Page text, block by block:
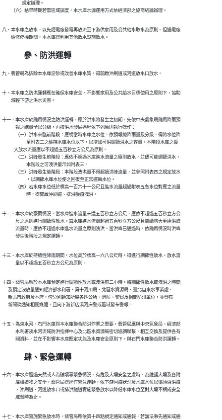
規定辦理。
（六）枯旱時期若需區域調度，本水庫水源運用方式依經濟部之協商結論辦理。
八、本水庫之放水，以先經電廠發電再放流至下游供家用及公共給水取水為原則。但遇電廠
維修停機期間，本水庫得利用其他放水設施放水。
參、防洪運轉
九、翡管局為排除本水庫淤砂或改善水庫水質，得開啟沖刷道或河道放水口放水。
十、本水庫之防洪運轉應在確保水庫安全、不影響家用及公共給水目標使用之原則下，協助
減輕下游之洪水災害。
十一、本水庫於颱風情況之防洪運轉，應於洪水將發生之初期，先依中央氣象局颱風降雨預
報之總量予以分級，再按洪水發展過程依下列原則執行操作：
（一）洪水來臨前階段：應視當時水庫之水位，依預報總降雨量及分級，得將水位降
至附表二之維持水庫水位以下，以增加可供調節洪水之容量。本階段水庫之最
            大放水流量應以不超過五百秒立方公尺為原則。
（二）洪峰發生前階段：應依不超過水庫進水流量之原則放水，並儘可能調節洪水，
本階段之可洩洪量示如附表三。
（三）洪峰發生後階段：本階段洩洪量不得超過洪峰流量，並參照附表四之規定放水
，以調節水庫水位使之回復至正常運轉水位。
（四）若水庫水位低於標高一百六十一公尺且進水流量超過附表五各水位對應之流量
時，得開啟沖刷道、排洪隧道洩洪。
十二、本水庫於豪雨情況，當水庫進水流量未達五百秒立方公尺，應依不超過五百秒立方公
尺之原則進行調節性放水。當水庫進水流量超過五百秒立方公尺且繼續增大至達洪峰
流量時，應依不超過水庫進水流量之原則洩洪。當洪峰已通過時，依颱風情況時洪峰
發生後階段之規定運轉。
十三、本水庫於持續性降雨期間，水位高於標高一六八公尺時，得進行調節性放水，放水流
量以不超過五百秒立方公尺為原則。
十四、翡管局應於本水庫預定進行調節性放水或洩洪前二小時，將調節性放水或洩洪之時間
      及預定洩放量通知經濟部水利署、第十河川局、北區水資源局、臺北自來水事業處、
      新北市政府及本府，俾分別轉知所屬各區公所、消防、警察及相關防汛單位，並發布
      新聞稿通知相關媒體，且向下游新店溪河床警戒區域發布警報。
十五、為淡水河、石門水庫與本水庫聯合防洪作業之需要，翡管局應與中央氣象局、經濟部
水利署淡水河流域防洪指揮中心及北區水資源局密切協調聯繫，相互交換及提供各有
關資料，並在不影響本水庫既定功能及水庫安全原則下，與石門水庫聯合防洪運轉。
肆、緊急運轉
十六、本水庫遭遇天然或人為破壞等緊急情況，有危及大壩安全之虞時，為維護大壩及各附
屬構造物之安全，翡管局得逕作緊急運轉，依下游河道狀況及水庫水位以壩頂溢洪道
、沖刷道、河道放水口或排洪隧道實施緊急放水以降低水庫水位至對大壩不構成安全
威脅時為止。
十七、本水庫實施緊急放水時，翡管局應依第十四點規定通知或通報，若無法事先通知或通